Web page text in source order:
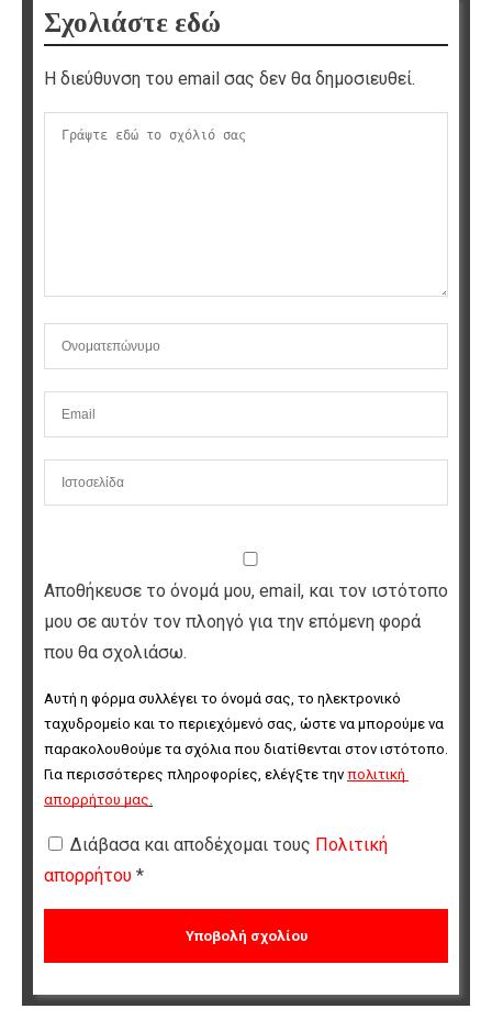
Σχολιάστε εδώ
Η διεύθυνση του email σας δεν θα δημοσιευθεί.
Αποθήκευσε το όνομά μου, email, και τον ιστότοπο
μου σε αυτόν τον πλοηγό για την επόμενη φορά
που θα σχολιάσω.
Αυτή η φόρμα συλλέγει το όνομά σας, το ηλεκτρονικό
ταχυδρομείο και το περιεχόμενό σας, ώστε να μπορούμε να
παρακολουθούμε τα σχόλια που διατίθενται στον ιστότοπο.
Για περισσότερες πληροφορίες, ελέγξτε την πολιτική
απορρήτου μας
Διάβασα και αποδέχομαι τους Πολιτική
απορρήτου *